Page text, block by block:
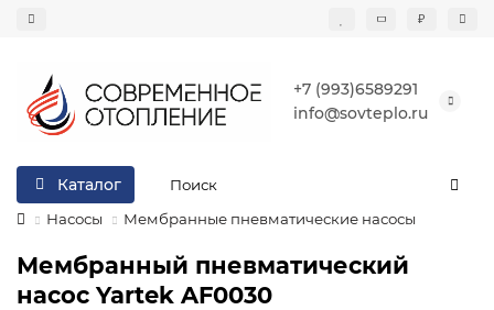
₽
+7 (993)6589291
info@sovteplo.ru
Каталог
Насосы Мембранные пневматические насосы
Мембранный пневматический
насос Yartek AF0030